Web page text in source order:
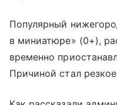
Популярный
в миниатюре» (0+),
временно
Причиной стал